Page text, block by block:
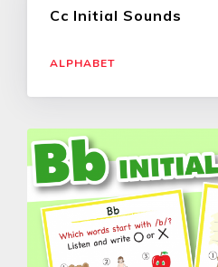
Cc Initial Sounds
ALPHABET